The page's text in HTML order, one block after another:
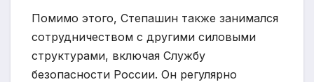
Помимо этого, Степашин также занимался
сотрудничеством с другими силовыми
структурами, включая Службу
безопасности России. Он регулярно